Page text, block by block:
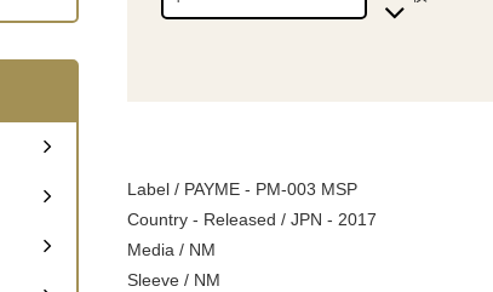
Label / PAYME - PM-003 MSP
Country - Released / JPN - 2017
Media / NM
Sleeve / NM